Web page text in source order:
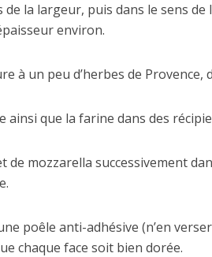
de la largeur, puis dans le sens
environ.
à un peu d’herbes de Provence,
ainsi que la farine dans des
mozzarella successivement
poêle anti-adhésive (n’en
chaque face soit bien dorée.